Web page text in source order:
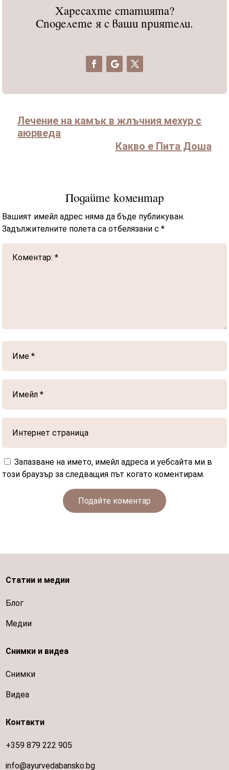
Харесахте статията?
Споделете я с ваши приятели.
Лечение на камък в жлъчния мехур с
аюрведа
Какво е Пита Доша
Подайте коментар
Вашият имейл адрес няма да бъде публикуван.
Задължителните полета са отбелязани с*
Запазване на името, имейл адреса и уебсайта ми в
този браузър за следващия път когато коментирам.
Подайте коментар
Статии и медии
Блог
Медии
Снимки и видеа
Снимки
Видеа
Контакти
+359 879 222 905
info@ayurvedabansko.bg